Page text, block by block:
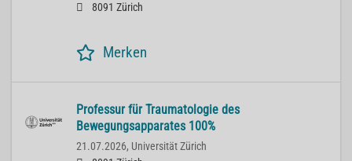
8091 Zürich
Merken
Professur für Traumatologie des
Bewegungsapparates 100%
21.07.2026, Universität Zürich